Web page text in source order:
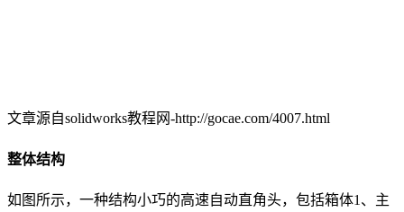
文章源自solidworks教程网-http://gocae.com/4007.html
整体结构
如图所示，一种结构小巧的高速自动直角头，包括箱体1、主